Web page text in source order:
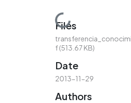
Loading...
Files
f(513.67 KB)
Date
2013-11-29
Authors